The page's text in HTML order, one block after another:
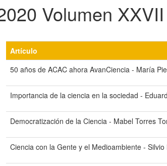
Volumen
Artículo
50 años de ACAC ahora AvanCiencia - María
Importancia de la ciencia en la sociedad -
Democratización de la Ciencia - Mabel Torres
Ciencia con la Gente y el Medioambiente - Silvio